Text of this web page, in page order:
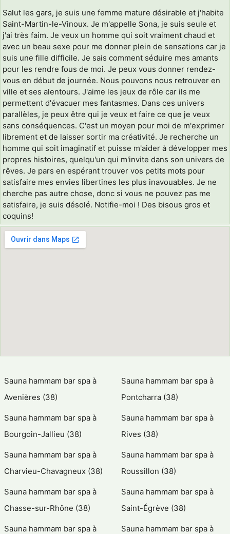
Salut les gars, je suis une femme mature désirable et j'habite
Saint-Martin-le-Vinoux. Je m'appelle Sona, je suis seule et
j'ai très faim. Je veux un homme qui soit vraiment chaud et
avec un beau sexe pour me donner plein de sensations car je
suis une fille difficile. Je sais comment séduire mes amants
pour les rendre fous de moi. Je peux vous donner rendez-
vous en début de journée. Nous pouvons nous retrouver en
ville et ses alentours. J'aime les jeux de rôle car ils me
permettent d'évacuer mes fantasmes. Dans ces univers
parallèles, je peux être qui je veux et faire ce que je veux
sans conséquences. C'est un moyen pour moi de m'exprimer
librement et de laisser sortir ma créativité. Je recherche un
homme qui soit imaginatif et puisse m'aider à développer mes
propres histoires, quelqu'un qui m'invite dans son univers de
rêves. Je pars en espérant trouver vos petits mots pour
satisfaire mes envies libertines les plus inavouables. Je ne
cherche pas autre chose, donc si vous ne pouvez pas me
satisfaire, je suis désolé. Notifie-moi ! Des bisous gros et
coquins!
Sauna hammam bar spa à
Avenières (38)
Sauna hammam bar spa à
Bourgoin-Jallieu (38)
Sauna hammam bar spa à
Charvieu-Chavagneux (38)
Sauna hammam bar spa à
Chasse-sur-Rhône (38)
Sauna hammam bar spa à
Sauna hammam bar spa à
Pontcharra (38)
Sauna hammam bar spa à
Rives (38)
Sauna hammam bar spa à
Roussillon (38)
Sauna hammam bar spa à
Saint-Égrève (38)
Sauna hammam bar spa à